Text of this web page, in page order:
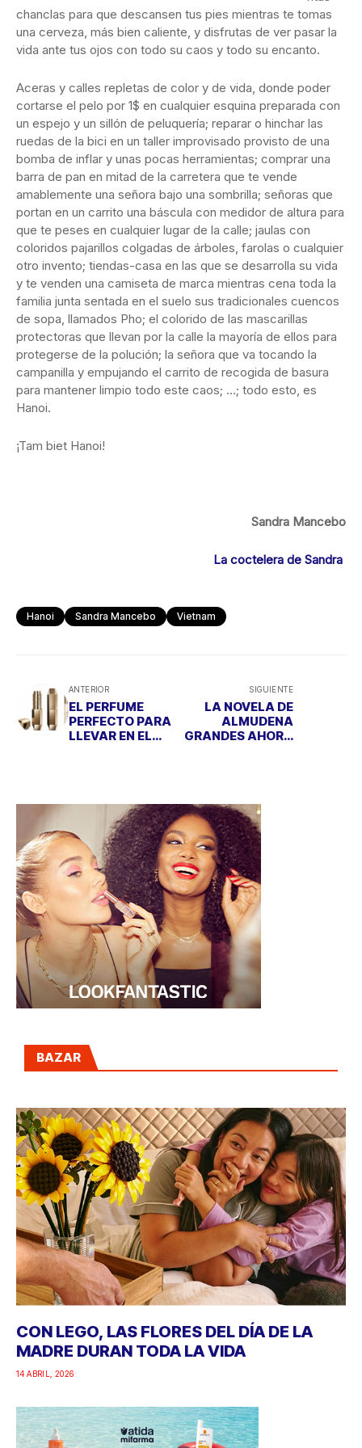
chanclas para que descansen tus pies mientras te tomas
una cerveza, más bien caliente, y disfrutas de ver pasar la
vida ante tus ojos con todo su caos y todo su encanto.
Aceras y calles repletas de color y de vida, donde poder
cortarse el pelo por 1$ en cualquier esquina preparada con
un espejo y un sillón de peluquería; reparar o hinchar las
ruedas de la bici en un taller improvisado provisto de una
bomba de inflar y unas pocas herramientas; comprar una
barra de pan en mitad de la carretera que te vende
amablemente una señora bajo una sombrilla; señoras que
portan en un carrito una báscula con medidor de altura para
que te peses en cualquier lugar de la calle; jaulas con
coloridos pajarillos colgadas de árboles, farolas o cualquier
otro invento; tiendas-casa en las que se desarrolla su vida
y te venden una camiseta de marca mientras cena toda la
familia junta sentada en el suelo sus tradicionales cuencos
de sopa, llamados Pho; el colorido de las mascarillas
protectoras que llevan por la calle la mayoría de ellos para
protegerse de la polución; la señora que va tocando la
campanilla y empujando el carrito de recogida de basura
para mantener limpio todo este caos; …; todo esto, es
Hanoi.
¡Tam biet Hanoi!
Sandra Mancebo
La coctelera de Sandra
Hanoi Sandra Mancebo Vietnam
ANTERIOR
EL PERFUME
PERFECTO PARA
LLEVAR EN EL
SIGUIENTE
LA NOVELA DE
ALMUDENA
GRANDES AHORA
BAZAR
CON LEGO, LAS FLORES DEL DÍA DE LA
MADRE DURAN TODA LA VIDA
14 ABRIL, 2026